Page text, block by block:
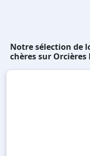
Notre sélection de
chères sur Orcières